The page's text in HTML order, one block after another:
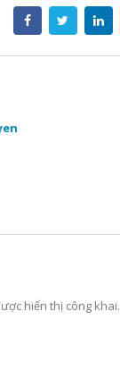
hiển thị công khai.